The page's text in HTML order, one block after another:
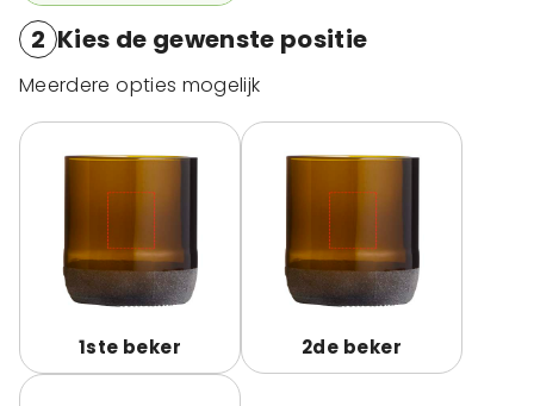
2 Kies de gewenste positie
Meerdere opties mogelijk
1ste beker 2de beker